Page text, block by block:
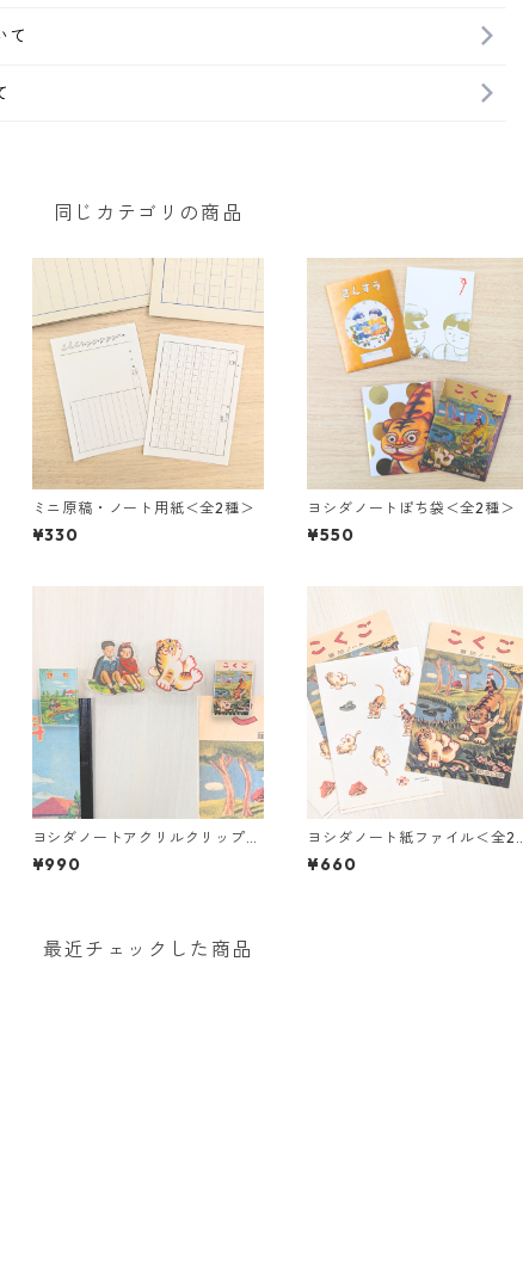
て
同じカテゴリの商品
ミニ原稿・ノート用紙＜全2種＞
¥330
ヨシダノートぽち袋＜全2種＞
¥550
ヨシダノートアクリルクリップ＜
全2種＞
¥990
ヨシダノート紙ファイル＜全2種
＞
¥660
最近チェックした商品